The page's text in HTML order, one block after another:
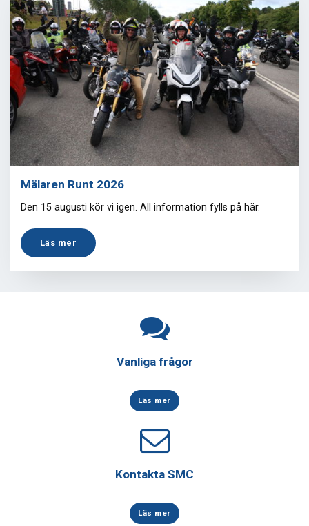
Mälaren Runt 2026
Den 15 augusti kör vi igen. All information fylls på här.
Läs mer
Vanliga frågor
Läs mer
Kontakta SMC
Läs mer